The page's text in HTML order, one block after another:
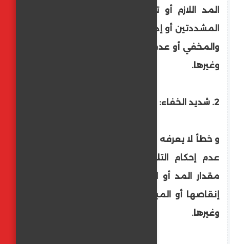
المد اللازم أو ترك الغنة في الميم والنون
المشددتين أو إدغام المظهر أو إظهار المدغم
والمخفي أو عدم الإتيان بالقلقلة في حروفها
وغيرها.
2. شديد الخفاء:
و خطأ لا يعرفه إلا خاصة القراء ومهرتهم وهو
عدم إحكام التلاوة في أدق صورها كزيادة
مقدار المد أو الغنة عن حدها المطلوب أو
إنقاصها أو المبالغة في التفخيم أو الترقيق
وغيرها.